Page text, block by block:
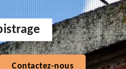
Contactez-nous